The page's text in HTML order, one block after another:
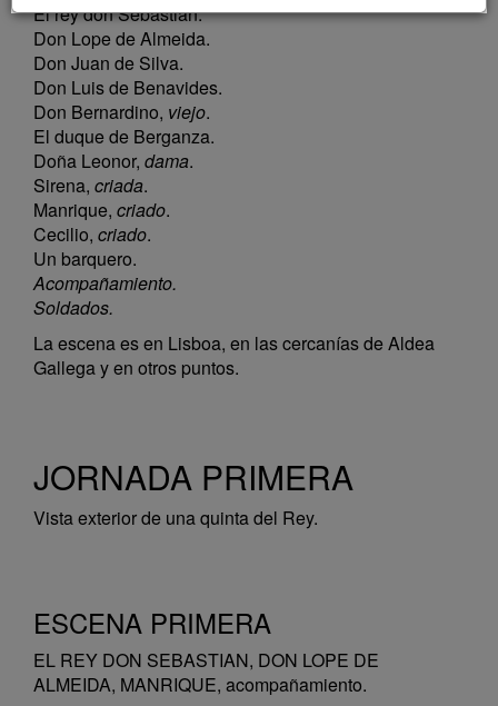
El rey don Sebastian.
Don Lope de Almeida.
Don Juan de Silva.
Don Luis de Benavides.
Don Bernardino, viejo.
El duque de Berganza.
Doña Leonor, dama.
Sirena, criada.
Manrique, criado.
Cecilio, criado.
Un barquero.
Acompañamiento.
Soldados.
La escena es en Lisboa, en las cercanías de Aldea
Gallega y en otros puntos.
JORNADA PRIMERA
Vista exterior de una quinta del Rey.
ESCENA PRIMERA
EL REY DON SEBASTIAN, DON LOPE DE
ALMEIDA, MANRIQUE, acompañamiento.